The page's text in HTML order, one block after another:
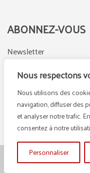
Nous respectons
Nous utilisons des
navigation, diffuser des
et analyser notre trafic.
consentez à notre
Personnaliser
ABONNEZ-VOUS
Newsletter
LinkedIn
Instagram
©